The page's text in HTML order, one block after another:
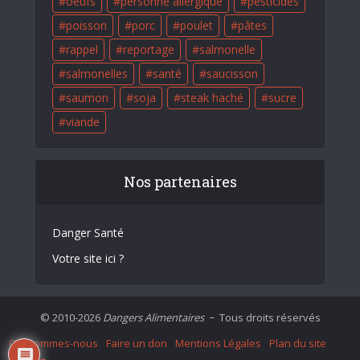
poisson
porc poulet
pâtes
rappel
reportage
salmonelle
salmonelles
santé
saucisson
saumon
soja steak haché
sucre
viande
Nos partenaires
Danger Santé
Votre site ici ?
© 2010-2026 Dangers Alimentaires – Tous droits réservés
Qui sommes-nous
Faire un don Mentions Légales
Plan du site